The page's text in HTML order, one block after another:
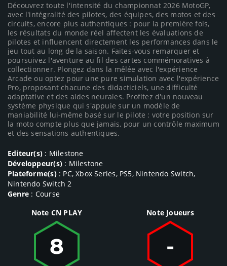
Découvrez toute l'intensité du championnat 2026 MotoGP,
avec l'intégralité des pilotes, des équipes, des motos et des
circuits, encore plus authentiques : pour la première fois,
les résultats du monde réel affectent les évaluations de
pilotes et influencent directement les performances dans le
jeu tout au long de la saison. Faites-vous remarquer et
poursuivez l'aventure au fil des cartes commémoratives à
collectionner. Plongez dans la mêlée avec l'expérience
Arcade ou optez pour une pure simulation avec l'expérience
Pro, proposant chacune des didacticiels, une difficulté
adaptative et des aides neurales. Profitez d'un nouveau
système physique qui s'appuie sur un modèle de
maniabilité lui-même basé sur le pilote : votre position sur
la moto compte plus que jamais, pour un contrôle maximum
et des sensations authentiques.
Editeur(s) : Milestone
Développeur(s): Milestone
Plateforme(s): PC, Xbox Series, PS5, Nintendo Switch,
Nintendo Switch 2
Genre : Course
Note CN PLAY
8
Note Joueurs
-